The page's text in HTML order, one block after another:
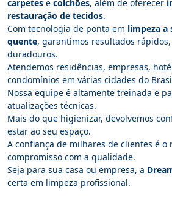
carpetes e colchões, além de oferecer
restauração de tecidos.
Com tecnologia de ponta em limpeza a
quente, garantimos resultados
duradouros.
Atendemos residências, empresas,
condomínios em várias cidades do
Nossa equipe é altamente treinada e
atualizações técnicas.
Mais do que higienizar, devolvemos
estar ao seu espaço.
A confiança de milhares de clientes é o
compromisso com a qualidade.
Seja para sua casa ou empresa, a
certa em limpeza profissional.